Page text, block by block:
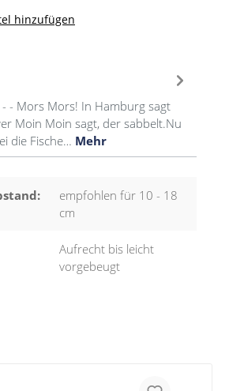
hinzufügen
- Mors Mors! In Hamburg sagt
Moin Moin sagt, der sabbelt.Nu
die Fische… Mehr
empfohlen für 10 - 18
cm
Aufrecht bis leicht
vorgebeugt